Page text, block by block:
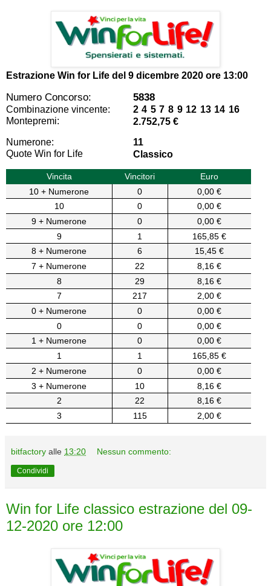
Estrazione Win for Life del 9 dicembre 2020 ore 13:00
Numero Concorso: 5838
Combinazione vincente:
2 4 5 7 8 9 12 13 14 16
Montepremi:
2.752,75 €
Numerone:
11
Quote Win for Life
Classico
Vincita Vincitori
Euro
10 + Numerone
0
0,00 €
10
0
0,00 €
9 + Numerone
0
0,00 €
9
1
165,85 €
8 + Numerone
6
15,45 €
7 + Numerone
22
8,16 €
8
29
8,16 €
7
217
2,00 €
0 + Numerone
0
0,00 €
0
0
0,00 €
1 + Numerone
0
0,00 €
1
1
165,85 €
2 + Numerone
0
0,00 €
3 + Numerone
10
8,16 €
2
22
8,16 €
3
115 2,00 €
bitfactory alle 13:20 Nessun commento:
Condividi
Win for Life classico estrazione del 09-
12-2020 ore 12:00